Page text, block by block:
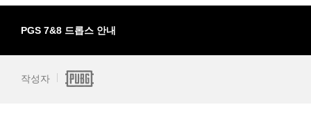
PGS 7&8 드롭스 안내
작성자